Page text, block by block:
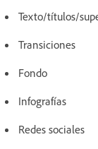
Texto/títulos/
Transiciones
Fondo
Infografías
Redes sociales